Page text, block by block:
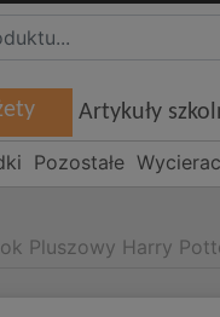
Artykuły
Pozostałe
Pluszowy Harry